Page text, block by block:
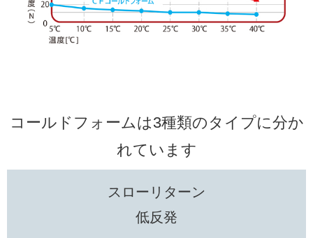
コールドフォームは3種類のタイプに分か
れています
スローリターン
低反発